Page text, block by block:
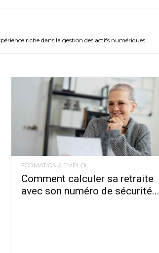
riche dans la gestion des actifs numériques.
FORMATION & EMPLOI
Comment calculer sa retraite
avec son numéro de sécurité...